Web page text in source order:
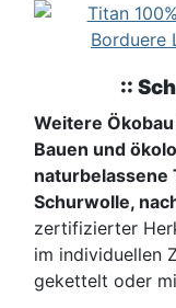
::
Weitere
Bauen und
naturbelassene
Schurwolle,
zertifizierter
im individuellen
gekettelt oder